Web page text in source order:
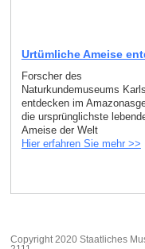
Urtümliche Ameise
Forscher des
Naturkundemuseums
entdecken im
die ursprünglichste
Ameise der Welt
Hier erfahren Sie mehr >>
Copyright 2020 Staatliches